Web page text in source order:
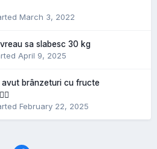
March 3, 2022
sa slabesc 30 kg
April 9, 2025
avut brânzeturi cu fructe
February 22, 2025